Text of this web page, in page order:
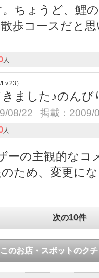
ちょうど、鯉
歩コースだと
人
）
ました♪のん
08/22 掲載：2009/
人
ーの主観的なコ
ため、変更に
次の10件
このお店・スポットのク